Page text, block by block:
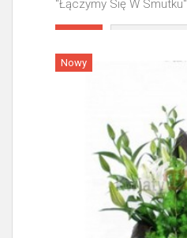
"Łączymy Się W Smutku"
Nowy